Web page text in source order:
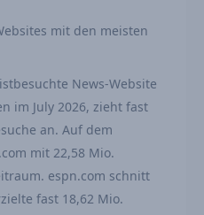
mit den meisten
News-Website
im July 2026, zieht fast
an. Auf dem
mit 22,58 Mio.
espn.com schnitt
fast 18,62 Mio.